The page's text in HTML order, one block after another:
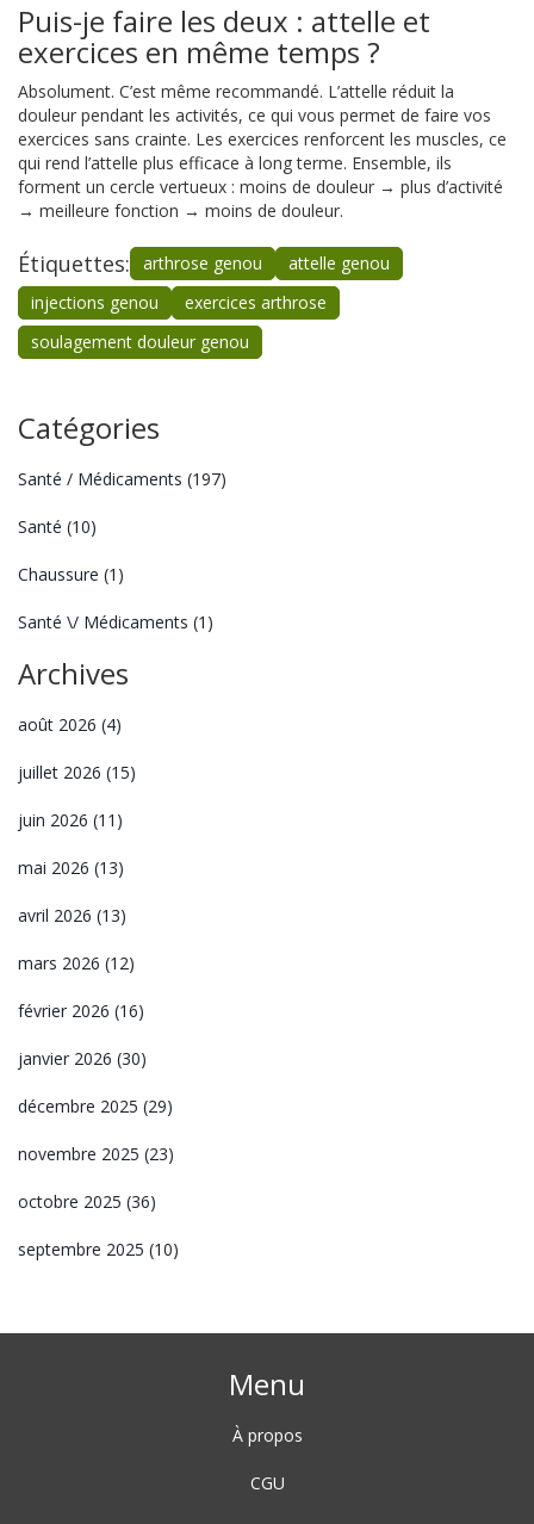
Puis-je faire les deux : attelle et
exercices en même temps ?
Absolument. C’est même recommandé. L’attelle réduit la
douleur pendant les activités, ce qui vous permet de faire vos
exercices sans crainte. Les exercices renforcent les muscles, ce
qui rend l’attelle plus efficace à long terme. Ensemble, ils
forment un cercle vertueux : moins de douleur → plus d’activité
→ meilleure fonction → moins de douleur.
Étiquettes: arthrose genou
attelle genou
injections genou
exercices arthrose
soulagement douleur genou
Catégories
Santé / Médicaments (197)
Santé (10)
Chaussure (1)
Santé \/ Médicaments (1)
Archives
août 2026 (4)
juillet 2026 (15)
juin 2026 (11)
mai 2026 (13)
avril 2026 (13)
mars 2026 (12)
février 2026 (16)
janvier 2026 (30)
décembre 2025 (29)
novembre 2025 (23)
octobre 2025 (36)
septembre 2025 (10)
Menu
À propos
CGU